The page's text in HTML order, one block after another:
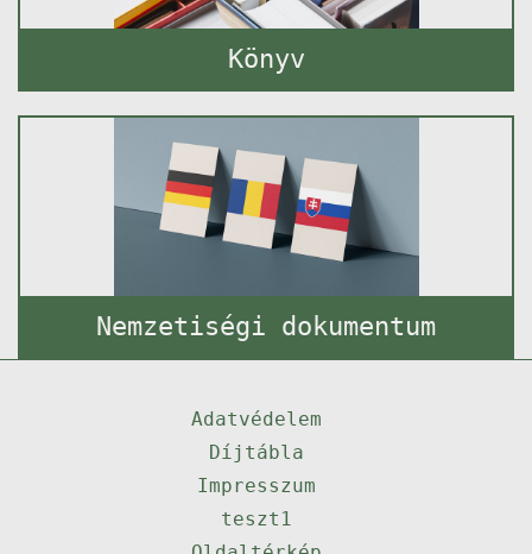
Könyv
Nemzetiségi dokumentum
Adatvédelem
Díjtábla
Impresszum
teszt1